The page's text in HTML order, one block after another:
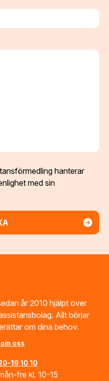
hanterar
med sin
år 2010 hjälpt över
Allt börjar
om dina behov.
oss
19 10 10
fre kl. 10-15